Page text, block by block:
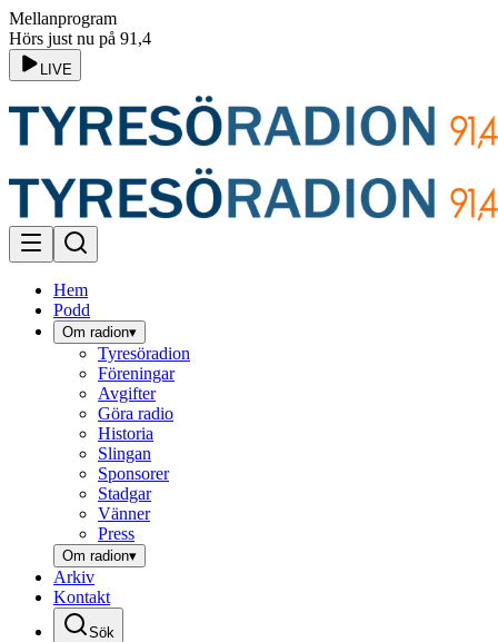
Mellanprogram
Hörs just nu på 91,4
LIVE
Hem
Podd
Om radion▾
Tyresöradion
Föreningar
Avgifter
Göra radio
Historia
Slingan
Sponsorer
Stadgar
Vänner
Press
Om radion▾
Arkiv
Kontakt
Sök